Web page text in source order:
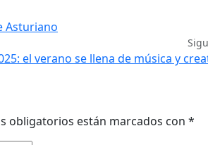
Asturiano
el verano se llena de música y
obligatorios están marcados con *